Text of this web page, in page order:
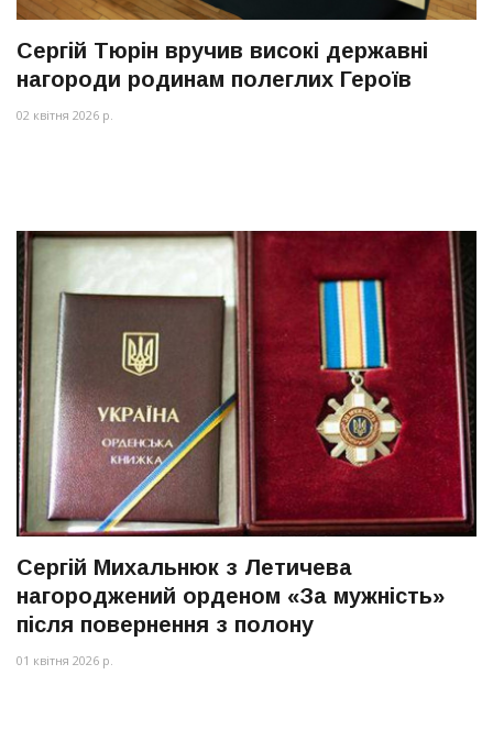
Сергій Тюрін вручив високі державні
нагороди родинам полеглих Героїв
02 квітня 2026 р.
Сергій Михальнюк з Летичева
нагороджений орденом «За мужність»
після повернення з полону
01 квітня 2026 р.